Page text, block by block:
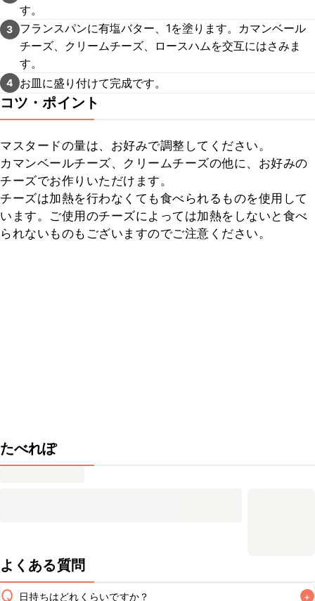
す。
3
フランスパンに有塩バター、1を塗ります。カマンベール
チーズ、クリームチーズ、ロースハムを交互にはさみま
す。
4 お皿に盛り付けて完成です。
コツ・ポイント
マスタードの量は、お好みで調整してください。
カマンベールチーズ、クリームチーズの他に、お好みの
チーズでお作りいただけます。
チーズは加熱を行わなくても食べられるものを使用して
います。ご使用のチーズによっては加熱をしないと食べ
られないものもございますのでご注意ください。
たべれぽ
よくある質問
Q 日持ちはどれくらいですか？ +